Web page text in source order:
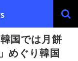
国では月餅
めぐり韓国